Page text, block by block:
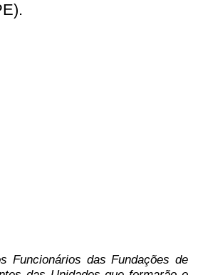
Funcionários das Fundações de